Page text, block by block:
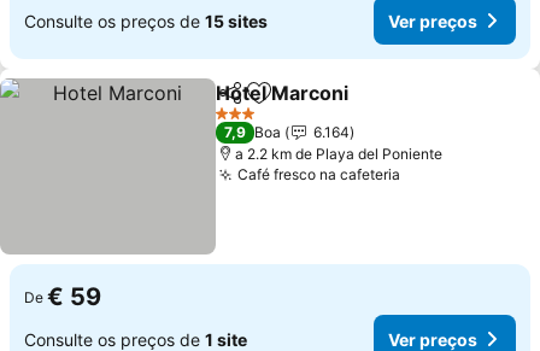
Consulte os preços de 15 sites Ver preços
PartilharAdicionar aos favoritos
Hotel Marconi
3 Estrelas
7,9 Boa
6.164
a 2.2 km de Playa del Poniente
Café fresco na cafeteria
De € 59
Consulte os preços de 1 site Ver preços